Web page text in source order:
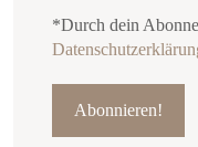
*Durch dein